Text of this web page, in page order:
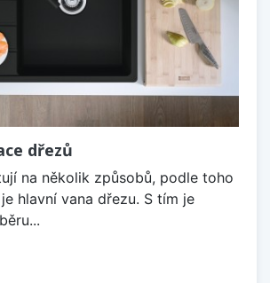
dřezů
na několik způsobů, podle toho
hlavní vana dřezu. S tím je